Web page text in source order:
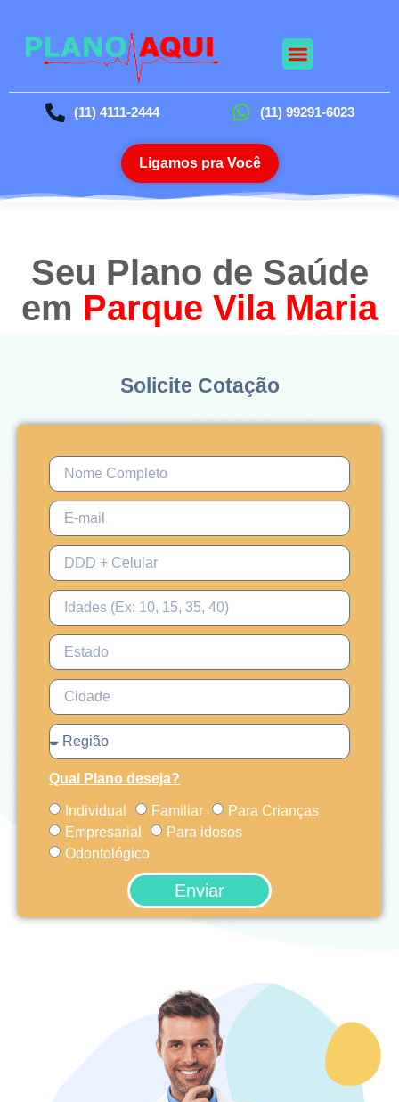
(11) 4111-2444 (11) 99291-6023
Ligamos pra Você
Seu Plano de Saúde
em Parque Vila Maria
Solicite Cotação
Qual Plano deseja?
Individual Familiar
Para Crianças
Empresarial
Para idosos
Odontológico
Enviar